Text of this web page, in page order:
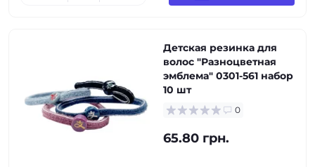
Детская резинка для
волос "Разноцветная
эмблема" 0301-561 набор
10 шт
0
65.80 грн.